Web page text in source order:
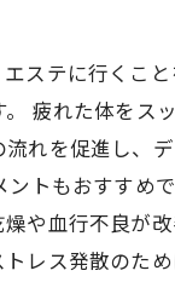
ステに行くこ
疲れた体をス
れを促進し、
トもおすすめ
や血行不良が
レス発散のた